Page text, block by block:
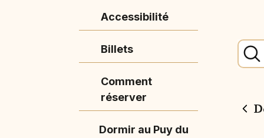
Accessibilité
Billets
Comment
réserver
Dormir au Puy du